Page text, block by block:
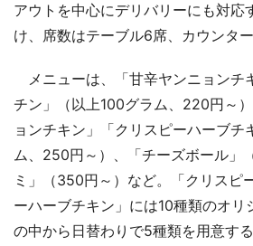
アウトを中心にデリバリーにも対応
け、席数はテーブル6席、カウンター
メニューは、「甘辛ヤンニョンチ
チン」（以上100グラム、220円～
ョンチキン」「クリスピーハーブチ
ム、250円～）、「チーズボール」
ミ」（350円～）など。「クリスピ
ーハーブチキン」には10種類のオリ
の中から日替わりで5種類を用意す